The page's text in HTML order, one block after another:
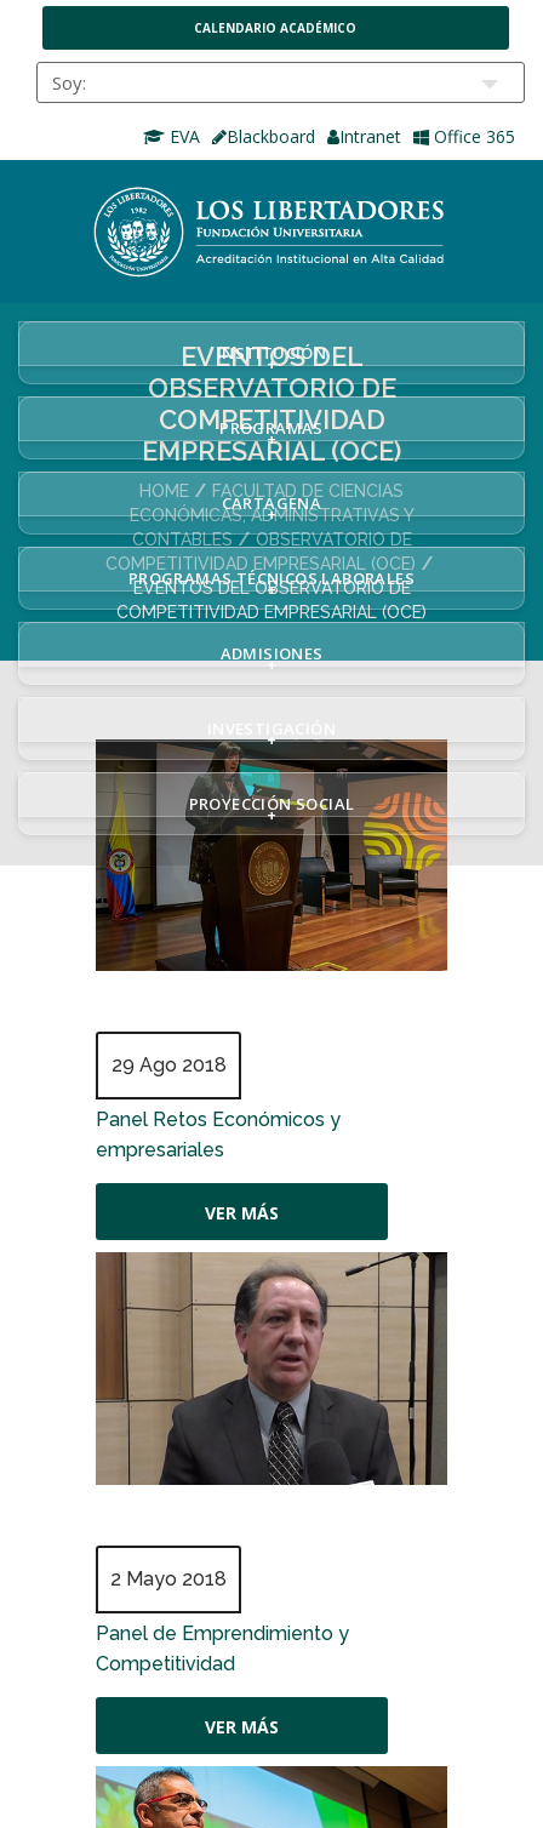
CALENDARIO ACADÉMICO
EVA Blackboard Intranet Office 365
INSTITUCIÓN
+
PROGRAMAS
+
CARTAGENA
+
PROGRAMAS TÉCNICOS LABORALES
+
ADMISIONES
+
+
PROYECCIÓN SOCIAL
+
EVENTOS DEL
OBSERVATORIO DE
COMPETITIVIDAD
EMPRESARIAL (OCE)
HOME
FACULTAD DE CIENCIAS
ECONÓMICAS, ADMINISTRATIVAS Y
CONTABLES
OBSERVATORIO DE
COMPETITIVIDAD EMPRESARIAL (OCE)
EVENTOS DEL OBSERVATORIO DE
COMPETITIVIDAD EMPRESARIAL (OCE)
29 Ago 2018
Panel Retos Económicos y
empresariales
VER MÁS
2 Mayo 2018
Panel de Emprendimiento y
Competitividad
VER MÁS